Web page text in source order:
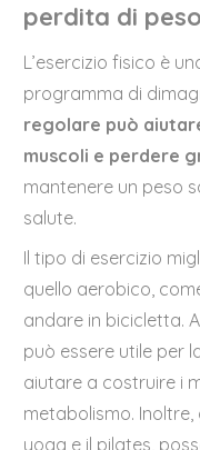
perdita di peso
L’esercizio fisico è
programma di
regolare può
muscoli e perdere
mantenere un peso
salute.
Il tipo di esercizio
quello aerobico,
andare in bicicletta.
può essere utile per
aiutare a costruire i
metabolismo. Inoltre,
yoga e il pilates,